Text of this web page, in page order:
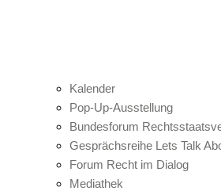
Kalender
Pop-Up-Ausstellung
Bundesforum
Gesprächsreihe Lets Talk
Forum Recht im Dialog
Mediathek